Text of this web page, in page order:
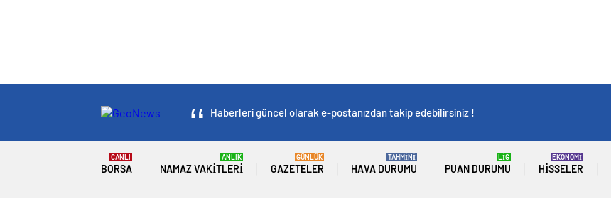
Haberleri güncel olarak e-postanızdan takip edebilirsiniz !
BORSA
CANLI
NAMAZ VAKITLERI
ANLIK
GAZETELER
GÜNLÜK
HAVA DURUMU
TAHMİNİ
PUAN DURUMU
LİG
HISSELER
EKONOMİ